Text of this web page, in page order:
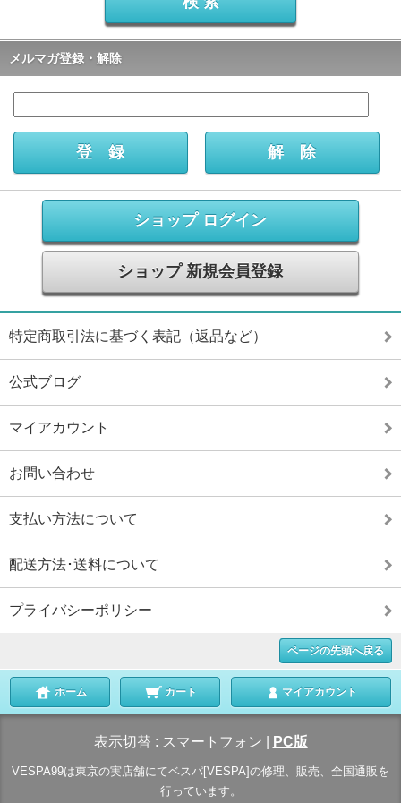
メルマガ登録・解除
ショップ ログイン
ショップ 新規会員登録
特定商取引法に基づく表記（返品など）
公式ブログ
マイアカウント
お問い合わせ
支払い方法について
配送方法･送料について
プライバシーポリシー
ページの先頭へ戻る
ホーム カート マイアカウント
表示切替 : スマートフォン PC版
VESPA99は東京の実店舗にてベスパ[VESPA]の修理、販売、全国通販を
行っています。